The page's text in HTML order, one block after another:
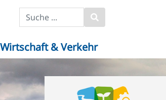
Wirtschaft & Verkehr